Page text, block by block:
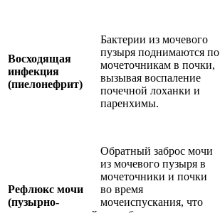
Восходящая
инфекция
(пиелонефрит)
Бактерии из мочевого
пузыря поднимаются по
мочеточникам в почки,
вызывая воспаление
почечной лоханки и
паренхимы.
Рефлюкс мочи
(пузырно-
Обратный заброс мочи
из мочевого пузыря в
мочеточники и почки
во время
мочеиспускания, что